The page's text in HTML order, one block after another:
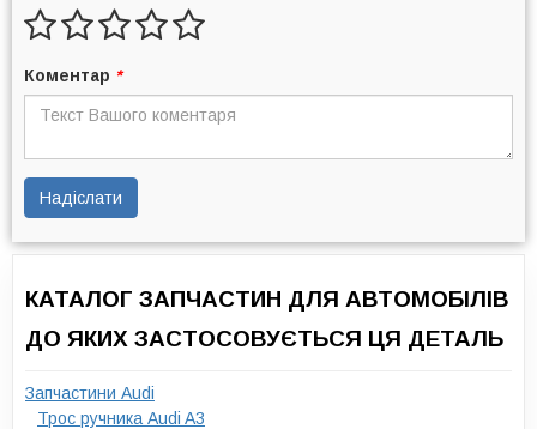
Коментар *
Надіслати
КАТАЛОГ ЗАПЧАСТИН ДЛЯ АВТОМОБІЛІВ
ДО ЯКИХ ЗАСТОСОВУЄТЬСЯ ЦЯ ДЕТАЛЬ
Запчастини Audi
Трос ручника Audi A3